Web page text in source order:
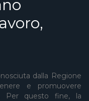
dalla Regione
e promuovere
Per questo fine, la